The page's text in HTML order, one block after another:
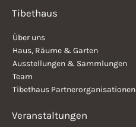
Tibethaus
Über uns
Haus, Räume & Garten
Ausstellungen & Sammlungen
Team
Tibethaus Partnerorganisationen
Veranstaltungen